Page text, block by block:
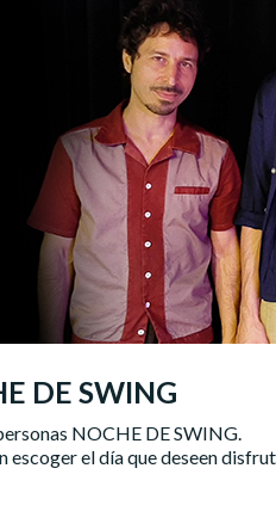
DE SWING
NOCHE DE SWING.
escoger el día que deseen